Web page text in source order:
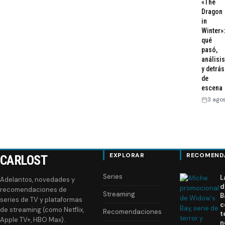
«The
Dragon
in
Winter»:
qué
pasó,
análisis
y detrás
de
escena
3
CARLOST
Adelantos, novedades y
recomendaciones de
series de TV y plataformas
de streaming (como Netflix,
Apple TV+, HBO Max).
EXPLORAR
Series
Streaming
Recomendaciones